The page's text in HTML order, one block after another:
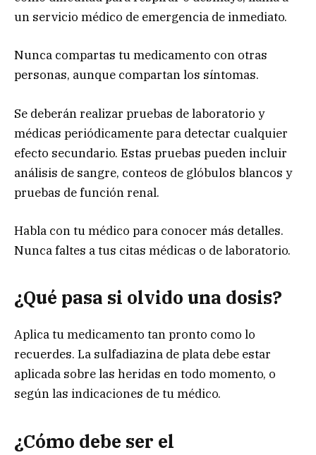
un servicio médico de emergencia de inmediato.
Nunca compartas tu medicamento con otras
personas, aunque compartan los síntomas.
Se deberán realizar pruebas de laboratorio y
médicas periódicamente para detectar cualquier
efecto secundario. Estas pruebas pueden incluir
análisis de sangre, conteos de glóbulos blancos y
pruebas de función renal.
Habla con tu médico para conocer más detalles.
Nunca faltes a tus citas médicas o de laboratorio.
¿Qué pasa si olvido una dosis?
Aplica tu medicamento tan pronto como lo
recuerdes. La sulfadiazina de plata debe estar
aplicada sobre las heridas en todo momento, o
según las indicaciones de tu médico.
¿Cómo debe ser el